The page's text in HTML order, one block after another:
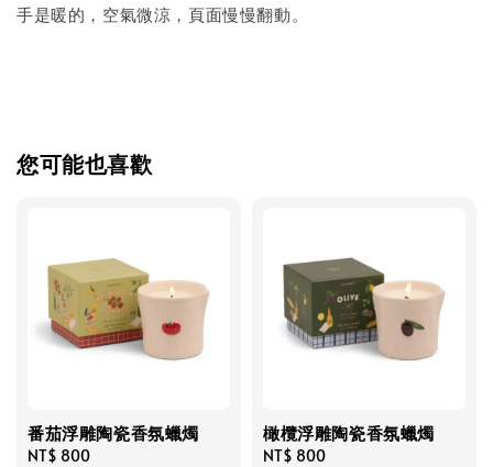
手是暖的，空氣微涼，頁面慢慢翻動。
您可能也喜歡
番茄浮雕陶瓷香氛蠟燭
Regular
NT$ 800
橄欖浮雕陶瓷香氛蠟燭
Regular
NT$ 800